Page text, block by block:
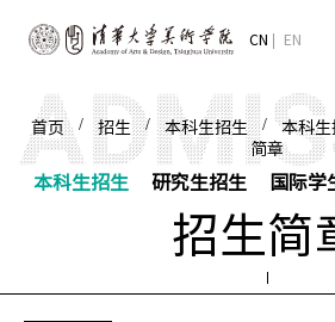
CN EN
首页/招生/本科生招生/本科生
简章
本科生招生 研究生招生 国际学
招生简